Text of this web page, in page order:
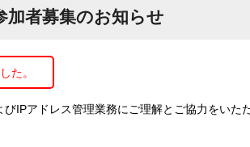
加者募集のお知らせ
た。
IPアドレス管理業務にご理解とご協力をいた